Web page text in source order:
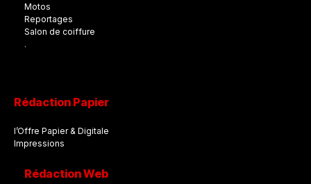
Motos
Reportages
Salon de coiffure
.
Rédaction Papier
l’Offre Papier & Digitale
Impressions
Rédaction Web